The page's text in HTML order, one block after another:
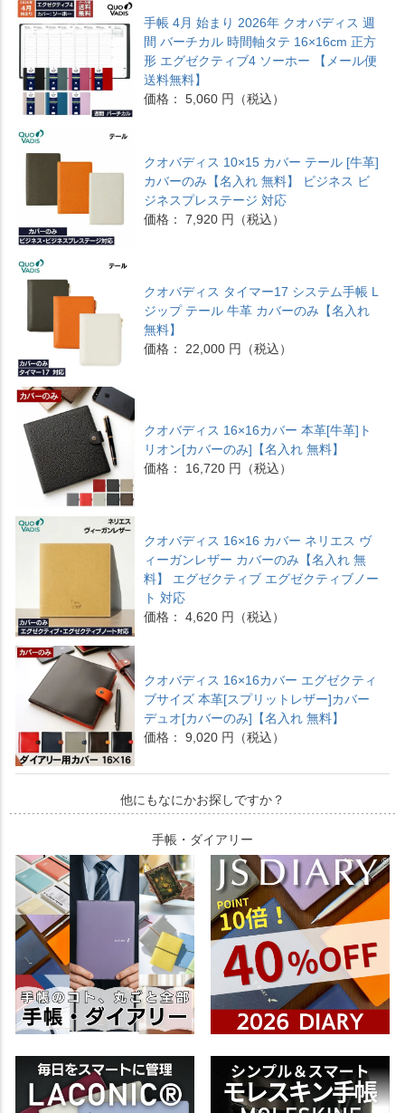
手帳 4月 始まり 2026年 クオバディス 週
間 バーチカル 時間軸タテ 16×16cm 正方
形 エグゼクティブ4 ソーホー 【メール便
送料無料】
価格： 5,060 円（税込）
クオバディス 10×15 カバー テール [牛革]
カバーのみ【名入れ 無料】 ビジネス ビ
ジネスプレステージ 対応
価格： 7,920 円（税込）
クオバディス タイマー17 システム手帳 L
ジップ テール 牛革 カバーのみ【名入れ
無料】
価格： 22,000 円（税込）
クオバディス 16×16カバー 本革[牛革]ト
リオン[カバーのみ]【名入れ 無料】
価格： 16,720 円（税込）
クオバディス 16×16 カバー ネリエス ヴ
ィーガンレザー カバーのみ【名入れ 無
料】 エグゼクティブ エグゼクティブノー
ト 対応
価格： 4,620 円（税込）
クオバディス 16×16カバー エグゼクティ
ブサイズ 本革[スプリットレザー]カバー
デュオ[カバーのみ]【名入れ 無料】
価格： 9,020 円（税込）
他にもなにかお探しですか？
手帳・ダイアリー